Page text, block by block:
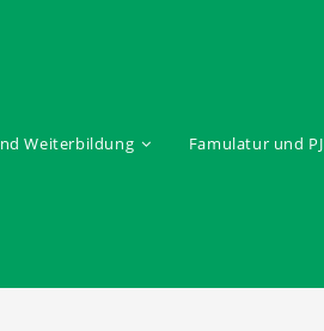
Weiterbildung Famulatur und PJ